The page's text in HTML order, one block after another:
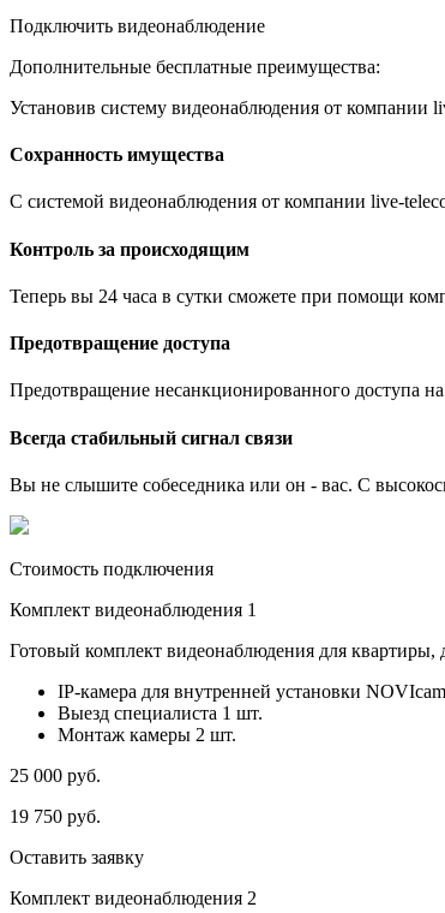
Подключить видеонаблюдение
Дополнительные бесплатные преимущества:
Установив систему видеонаблюдения от компании
Сохранность имущества
С системой видеонаблюдения от компании live-
Контроль за происходящим
Теперь вы 24 часа в сутки сможете при помощи
Предотвращение доступа
Предотвращение несанкционированного доступа
Всегда стабильный сигнал связи
Вы не слышите собеседника или он - вас. С
Стоимость подключения
Комплект видеонаблюдения 1
Готовый комплект видеонаблюдения для
IP-камера для внутренней установки
Выезд специалиста 1 шт.
Монтаж камеры 2 шт.
25 000 руб.
19 750 руб.
Оставить заявку
Комплект видеонаблюдения 2